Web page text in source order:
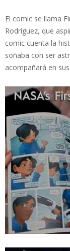
El comic se llama
Rodríguez, que
comic cuenta la
soñaba con ser
acompañará en